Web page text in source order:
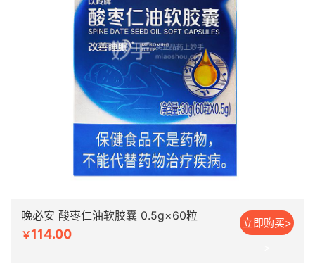
晚必安 酸枣仁油软胶囊 0.5g×60粒
￥114.00
立即购买>